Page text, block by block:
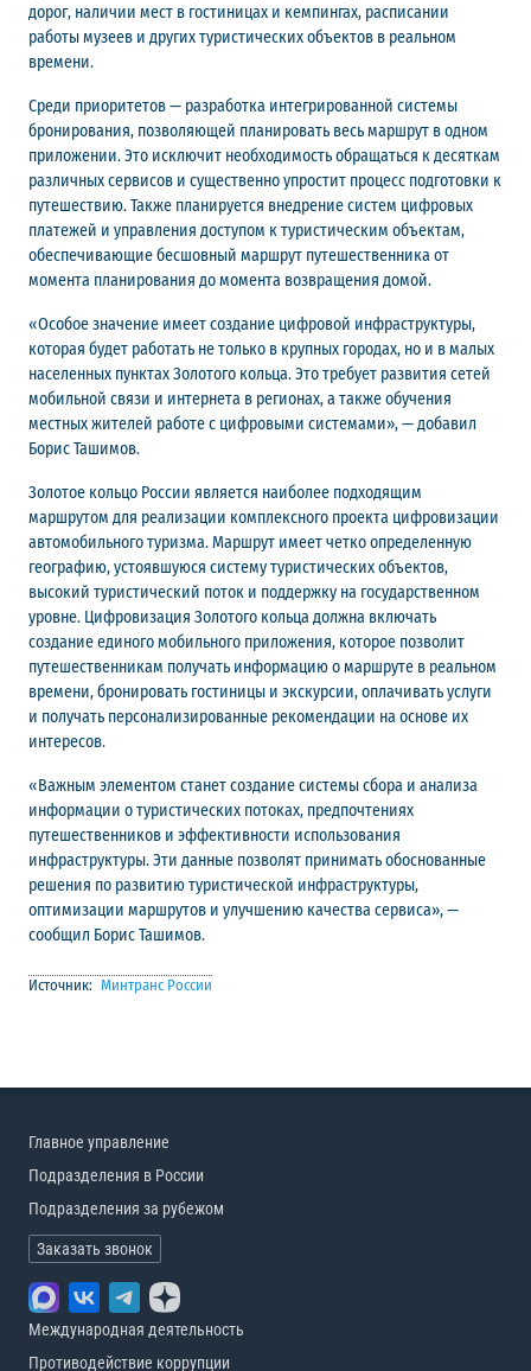
дорог, наличии мест в гостиницах и кемпингах, расписании
работы музеев и других туристических объектов в реальном
времени.
Среди приоритетов — разработка интегрированной системы
бронирования, позволяющей планировать весь маршрут в одном
приложении. Это исключит необходимость обращаться к десяткам
различных сервисов и существенно упростит процесс подготовки к
путешествию. Также планируется внедрение систем цифровых
платежей и управления доступом к туристическим объектам,
обеспечивающие бесшовный маршрут путешественника от
момента планирования до момента возвращения домой.
«Особое значение имеет создание цифровой инфраструктуры,
которая будет работать не только в крупных городах, но и в малых
населенных пунктах Золотого кольца. Это требует развития сетей
мобильной связи и интернета в регионах, а также обучения
местных жителей работе с цифровыми системами», — добавил
Борис Ташимов.
Золотое кольцо России является наиболее подходящим
маршрутом для реализации комплексного проекта цифровизации
автомобильного туризма. Маршрут имеет четко определенную
географию, устоявшуюся систему туристических объектов,
высокий туристический поток и поддержку на государственном
уровне. Цифровизация Золотого кольца должна включать
создание единого мобильного приложения, которое позволит
путешественникам получать информацию о маршруте в реальном
времени, бронировать гостиницы и экскурсии, оплачивать услуги
и получать персонализированные рекомендации на основе их
интересов.
«Важным элементом станет создание системы сбора и анализа
информации о туристических потоках, предпочтениях
путешественников и эффективности использования
инфраструктуры. Эти данные позволят принимать обоснованные
решения по развитию туристической инфраструктуры,
оптимизации маршрутов и улучшению качества сервиса», —
сообщил Борис Ташимов.
Источник: Минтранс России
Главное управление
Подразделения в России
Подразделения за рубежом
Заказать звонок
Международная деятельность
Противодействие коррупции